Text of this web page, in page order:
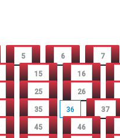
5 6 7
15 16
25 26
35 36 37
45 46